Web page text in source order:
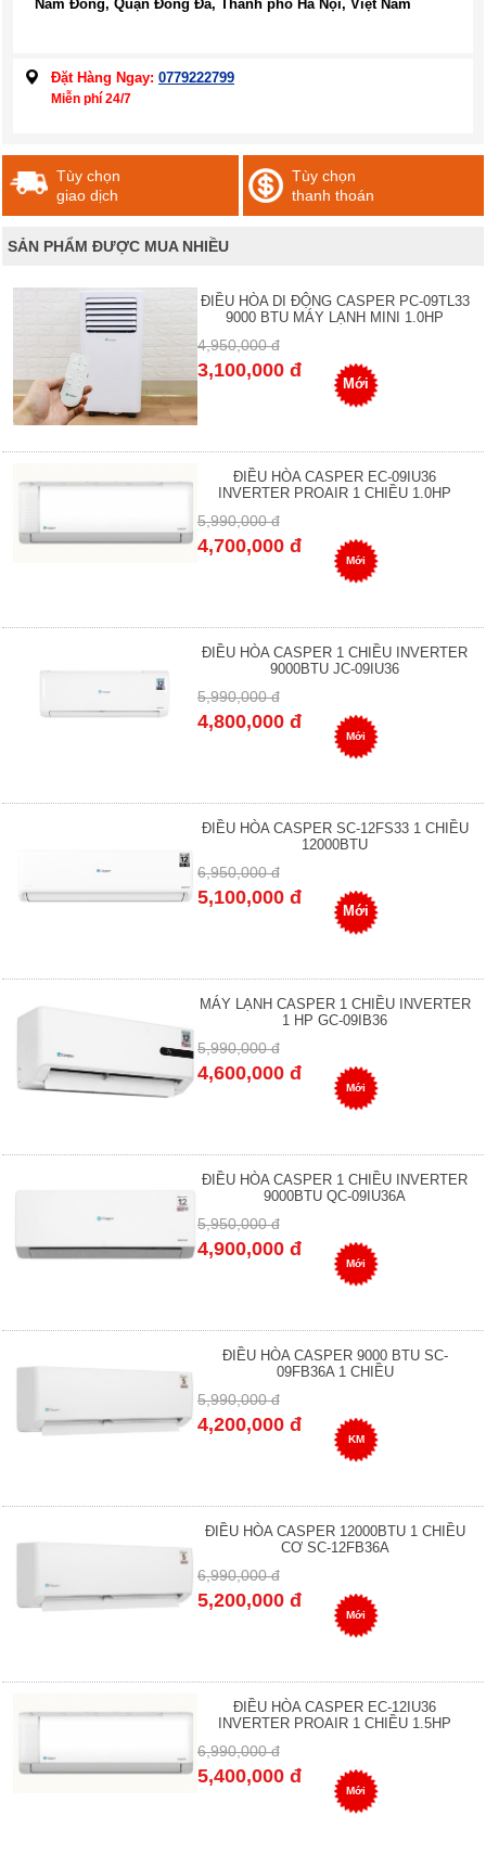
Nam Đồng, Quận Đống Đa, Thành phố Hà Nội, Việt Nam
Đặt Hàng Ngay: 0779222799
Miễn phí 24/7
Tùy chọn
giao dịch
Tùy chọn
thanh thoán
SẢN PHẨM ĐƯỢC MUA NHIỀU
ĐIỀU HÒA DI ĐỘNG CASPER PC-09TL33
9000 BTU MÁY LẠNH MINI 1.0HP
4,950,000 đ
3,100,000 đ
Mới
ĐIỀU HÒA CASPER EC-09IU36
INVERTER PROAIR 1 CHIỀU 1.0HP
5,990,000 đ
4,700,000 đ
Mới
ĐIỀU HÒA CASPER 1 CHIỀU INVERTER
9000BTU JC-09IU36
5,990,000 đ
4,800,000 đ
Mới
ĐIỀU HÒA CASPER SC-12FS33 1 CHIỀU
12000BTU
6,950,000 đ
5,100,000 đ
Mới
MÁY LẠNH CASPER 1 CHIỀU INVERTER
1 HP GC-09IB36
5,990,000 đ
4,600,000 đ
Mới
ĐIỀU HÒA CASPER 1 CHIỀU INVERTER
9000BTU QC-09IU36A
5,950,000 đ
4,900,000 đ
Mới
ĐIỀU HÒA CASPER 9000 BTU SC-
09FB36A 1 CHIỀU
5,990,000 đ
4,200,000 đ
KM
ĐIỀU HÒA CASPER 12000BTU 1 CHIỀU
CƠ SC-12FB36A
6,990,000 đ
5,200,000 đ
Mới
ĐIỀU HÒA CASPER EC-12IU36
INVERTER PROAIR 1 CHIỀU 1.5HP
6,990,000 đ
5,400,000 đ
Mới